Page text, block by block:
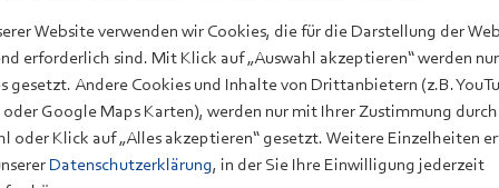
fortentwickeltes Produktionswissen ist hoch. „Mit
neue, innovative Werkzeuge zur Verfügung, mit
CIGS-Dünnschichtmodulen einsparen können“,
aus Schwäbisch Hall. Das Unternehmen
Indium, Gallium und Selen (CIGS). Auch
die Zusammenarbeit mit dem SelFab-
Website verwenden wir Cookies, die für die Darstellung der
erforderlich sind. Mit Klick auf „Auswahl akzeptieren“ werden
gesetzt. Andere Cookies und Inhalte von Drittanbietern (z.B.
Google Maps Karten), werden nur mit Ihrer Zustimmung durch
oder Klick auf „Alles akzeptieren“ gesetzt. Weitere Einzelheiten
Datenschutzerklärung, in der Sie Ihre Einwilligung jederzeit